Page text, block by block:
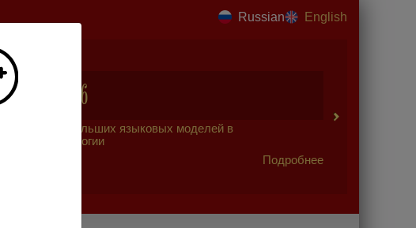
Russian English
№2, 2026
больших языковых моделей в
урологии
Подробнее